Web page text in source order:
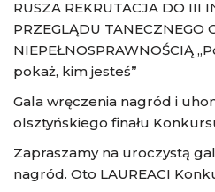
RUSZA REKRUTACJA DO III
PRZEGLĄDU TANECZNEGO
NIEPEŁNOSPRAWNOŚCIĄ
pokaż, kim jesteś”
Gala wręczenia nagród i
olsztyńskiego finału
Zapraszamy na uroczystą
nagród. Oto LAUREACI